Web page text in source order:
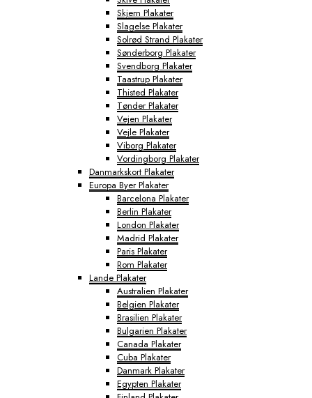
Skjern Plakater
Slagelse Plakater
Solrød Strand Plakater
Sønderborg Plakater
Svendborg Plakater
Taastrup Plakater
Thisted Plakater
Tønder Plakater
Vejen Plakater
Vejle Plakater
Viborg Plakater
Vordingborg Plakater
Danmarkskort Plakater
Europa Byer Plakater
Barcelona Plakater
Berlin Plakater
London Plakater
Madrid Plakater
Paris Plakater
Rom Plakater
Lande Plakater
Australien Plakater
Belgien Plakater
Brasilien Plakater
Bulgarien Plakater
Canada Plakater
Cuba Plakater
Danmark Plakater
Egypten Plakater